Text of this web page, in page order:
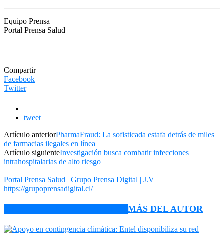
Equipo Prensa
Portal Prensa Salud
Compartir
Facebook
Twitter
tweet
Artículo anteriorPharmaFraud: La sofisticada estafa detrás de miles
de farmacias ilegales en línea
Artículo siguienteInvestigación busca combatir infecciones
intrahospitalarias de alto riesgo
Portal Prensa Salud | Grupo Prensa Digital | J.V
https://grupoprensadigital.cl/
MÁS DEL AUTOR